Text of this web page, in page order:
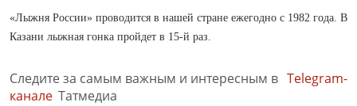
«Лыжня России» проводится в нашей стране ежегодно с 1982 года. В
Казани лыжная гонка пройдет в 15-й раз.
Следите за самым важным и интересным в Telegram-
канале Татмедиа